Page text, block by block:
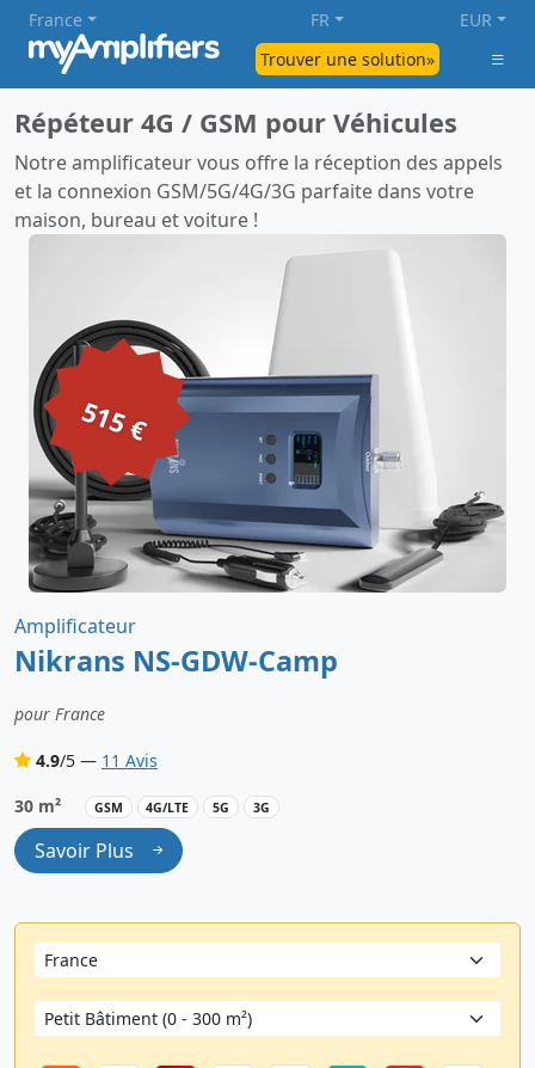
Trouver une solution»
France FR EUR
Répéteur 4G / GSM pour Véhicules
Notre amplificateur vous offre la réception des appels
et la connexion GSM/5G/4G/3G parfaite dans votre
maison, bureau et voiture !
Amplificateur
Nikrans NS-GDW-Camp
pour France
4.9/5 — 11 Avis
30 m²
GSM 4G/LTE 5G 3G
Savoir Plus
515 €